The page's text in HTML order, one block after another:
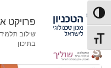
דלג
לתוכן
דלג
לניווט
הפעל/כבה ניגודיות גבוהה
מתג גודל גופן
פרויקט
שילוב
בתיכון